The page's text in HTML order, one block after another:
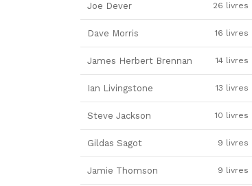
Joe Dever 26 livres
Dave Morris 16 livres
James Herbert Brennan 14 livres
Ian Livingstone 13 livres
Steve Jackson 10 livres
Gildas Sagot 9 livres
Jamie Thomson 9 livres